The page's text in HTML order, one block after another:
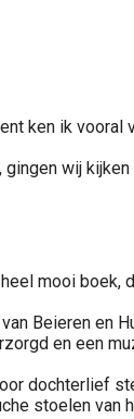
ken ik
wij
mooi boek,
Beieren en
en een
dochterlief
stoelen van